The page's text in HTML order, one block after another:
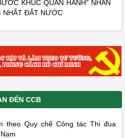
KHÚC QUÂN HÀNH" NHÂN
NHẤT ĐẤT NƯỚC
ĐẾN CCB
theo Quy chế Công tác Thi đua